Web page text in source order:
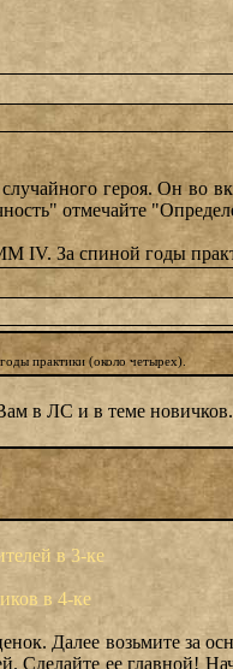
героя. Он во
отмечайте
IV. За спиной годы
практики (около четырех).
в ЛС и в теме
в 3-ке
в 4-ке
Далее возьмите за
Сделайте ее главной!